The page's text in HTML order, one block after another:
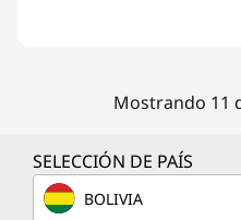
Mostrando 11
SELECCIÓN DE PAÍS
BOLIVIA